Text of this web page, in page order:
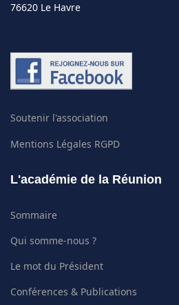
76620 Le Havre
Soutenir l'association
Mentions Légales RGPD
L'académie de la Réunion
Sommaire
Qui somme-nous ?
Le mot du Président
Conférences & Publications